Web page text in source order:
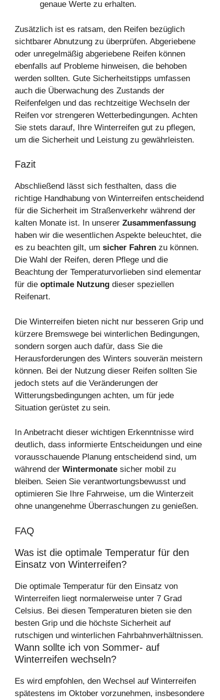
genaue Werte zu erhalten.
Zusätzlich ist es ratsam, den Reifen bezüglich
sichtbarer Abnutzung zu überprüfen. Abgeriebene
oder unregelmäßig abgeriebene Reifen können
ebenfalls auf Probleme hinweisen, die behoben
werden sollten. Gute Sicherheitstipps umfassen
auch die Überwachung des Zustands der
Reifenfelgen und das rechtzeitige Wechseln der
Reifen vor strengeren Wetterbedingungen. Achten
Sie stets darauf, Ihre Winterreifen gut zu pflegen,
um die Sicherheit und Leistung zu gewährleisten.
Fazit
Abschließend lässt sich festhalten, dass die
richtige Handhabung von Winterreifen entscheidend
für die Sicherheit im Straßenverkehr während der
kalten Monate ist. In unserer Zusammenfassung
haben wir die wesentlichen Aspekte beleuchtet, die
es zu beachten gilt, um sicher Fahren zu können.
Die Wahl der Reifen, deren Pflege und die
Beachtung der Temperaturvorlieben sind elementar
für die optimale Nutzung dieser speziellen
Reifenart.
Die Winterreifen bieten nicht nur besseren Grip und
kürzere Bremswege bei winterlichen Bedingungen,
sondern sorgen auch dafür, dass Sie die
Herausforderungen des Winters souverän meistern
können. Bei der Nutzung dieser Reifen sollten Sie
jedoch stets auf die Veränderungen der
Witterungsbedingungen achten, um für jede
Situation gerüstet zu sein.
In Anbetracht dieser wichtigen Erkenntnisse wird
deutlich, dass informierte Entscheidungen und eine
vorausschauende Planung entscheidend sind, um
während der Wintermonate sicher mobil zu
bleiben. Seien Sie verantwortungsbewusst und
optimieren Sie Ihre Fahrweise, um die Winterzeit
ohne unangenehme Überraschungen zu genießen.
FAQ
Was ist die optimale Temperatur für den
Einsatz von Winterreifen?
Die optimale Temperatur für den Einsatz von
Winterreifen liegt normalerweise unter 7 Grad
Celsius. Bei diesen Temperaturen bieten sie den
besten Grip und die höchste Sicherheit auf
rutschigen und winterlichen Fahrbahnverhältnissen.
Wann sollte ich von Sommer- auf
Winterreifen wechseln?
Es wird empfohlen, den Wechsel auf Winterreifen
spätestens im Oktober vorzunehmen, insbesondere